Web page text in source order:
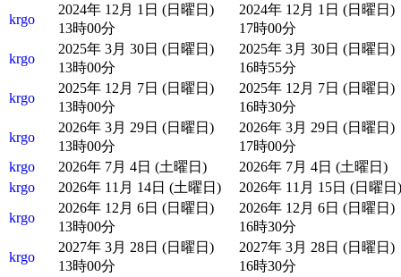
krgo
2024年 12月 1日 (日曜日)
13時00分
2024年 12月 1日 (日曜日)
17時00分
krgo
2025年 3月 30日 (日曜日)
13時00分
2025年 3月 30日 (日曜日)
16時55分
krgo
2025年 12月 7日 (日曜日)
13時00分
2025年 12月 7日 (日曜日)
16時30分
krgo
2026年 3月 29日 (日曜日)
13時00分
2026年 3月 29日 (日曜日)
17時00分
krgo
2026年 7月 4日 (土曜日)
2026年 7月 4日 (土曜日)
krgo
2026年 11月 14日 (土曜日)
2026年 11月 15日 (日曜日)
krgo
2026年 12月 6日 (日曜日)
13時00分
2026年 12月 6日 (日曜日)
16時30分
krgo
2027年 3月 28日 (日曜日)
13時00分
2027年 3月 28日 (日曜日)
16時30分